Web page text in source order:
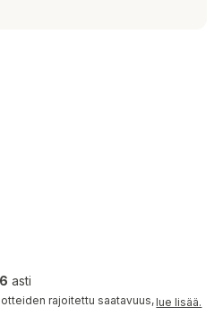
asti
rajoitettu saatavuus,lue lisää.